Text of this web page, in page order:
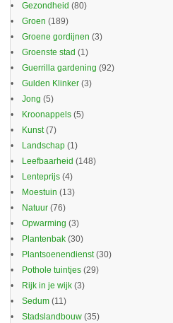
Gezondheid (80)
Groen (189)
Groene gordijnen (3)
Groenste stad (1)
Guerrilla gardening (92)
Gulden Klinker (3)
Jong (5)
Kroonappels (5)
Kunst(7)
Landschap (1)
Leefbaarheid (148)
Lenteprijs (4)
Moestuin (13)
Natuur (76)
Opwarming (3)
Plantenbak (30)
Plantsoenendienst(30)
Pothole tuintjes (29)
Rijk in je wijk (3)
Sedum (11)
Stadslandbouw (35)